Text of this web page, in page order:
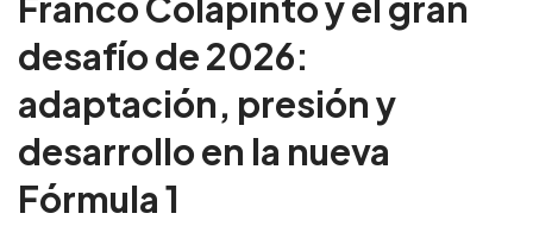
desafío de 2026:
adaptación, presión y
desarrollo en la nueva
Fórmula 1